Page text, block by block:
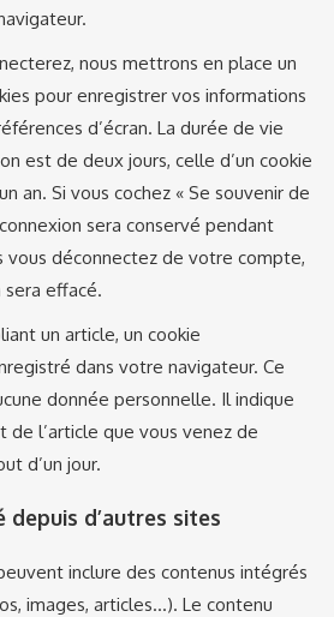
nous mettrons en place un
pour enregistrer vos informations
d’écran. La durée de vie
est de deux jours, celle d’un cookie
an. Si vous cochez « Se souvenir de
sera conservé pendant
vous déconnectez de votre compte,
effacé.
un article, un cookie
dans votre navigateur. Ce
donnée personnelle. Il indique
de l’article que vous venez de
d’un jour.
depuis d’autres sites
inclure des contenus intégrés
images, articles…). Le contenu